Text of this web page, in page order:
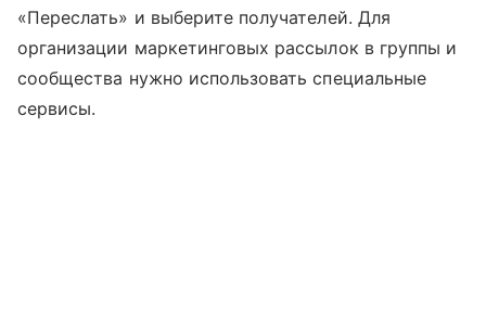
«Переслать» и выберите получателей. Для
организации маркетинговых рассылок в группы и
сообщества нужно использовать специальные
сервисы.